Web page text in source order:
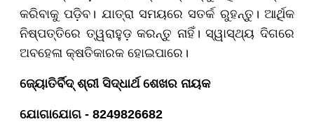
କରିବାକୁ ପଡ଼ିବ। ଯାତ୍ରା ସମୟରେ ସତର୍କ ରୁହନ୍ତୁ। ଆର୍ଥିକ
ନିଷ୍ପତ୍ତିରେ ତ୍ୱରାହୁଡ଼ କରନ୍ତୁ ନାହିଁ। ସ୍ୱାସ୍ଥ୍ୟ ଦିଗରେ
ଅବହେଳା କ୍ଷତିକାରକ ହୋଇପାରେ।
ଜ୍ୟୋତିର୍ବିଦ୍ ଶ୍ରୀ ସିଦ୍ଧାର୍ଥ ଶେଖର ନାୟକ
ଯୋଗାଯୋଗ - 8249826682